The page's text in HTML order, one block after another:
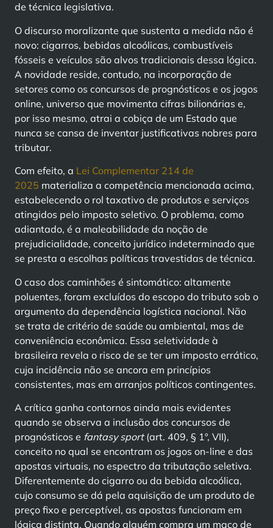
de técnica legislativa.
O discurso moralizante que sustenta a medida não é
novo: cigarros, bebidas alcoólicas, combustíveis
fósseis e veículos são alvos tradicionais dessa lógica.
A novidade reside, contudo, na incorporação de
setores como os concursos de prognósticos e os jogos
online, universo que movimenta cifras bilionárias e,
por isso mesmo, atrai a cobiça de um Estado que
nunca se cansa de inventar justificativas nobres para
tributar.
Com efeito, a Lei Complementar 214 de
2025 materializa a competência mencionada acima,
estabelecendo o rol taxativo de produtos e serviços
atingidos pelo imposto seletivo. O problema, como
adiantado, é a maleabilidade da noção de
prejudicialidade, conceito jurídico indeterminado que
se presta a escolhas políticas travestidas de técnica.
O caso dos caminhões é sintomático: altamente
poluentes, foram excluídos do escopo do tributo sob o
argumento da dependência logística nacional. Não
se trata de critério de saúde ou ambiental, mas de
conveniência econômica. Essa seletividade à
brasileira revela o risco de se ter um imposto errático,
cuja incidência não se ancora em princípios
consistentes, mas em arranjos políticos contingentes.
A crítica ganha contornos ainda mais evidentes
quando se observa a inclusão dos concursos de
prognósticos e fantasy sport(art. 409, § 1º, VII),
conceito no qual se encontram os jogos on-line e das
apostas virtuais, no espectro da tributação seletiva.
Diferentemente do cigarro ou da bebida alcoólica,
cujo consumo se dá pela aquisição de um produto de
preço fixo e perceptível, as apostas funcionam em
lógica distinta. Quando alguém compra um maço de